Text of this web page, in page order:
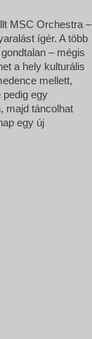
MSC Orchestra –
ígér. A több
– mégis
a hely kulturális
mellett,
pedig egy
majd táncolhat
egy új